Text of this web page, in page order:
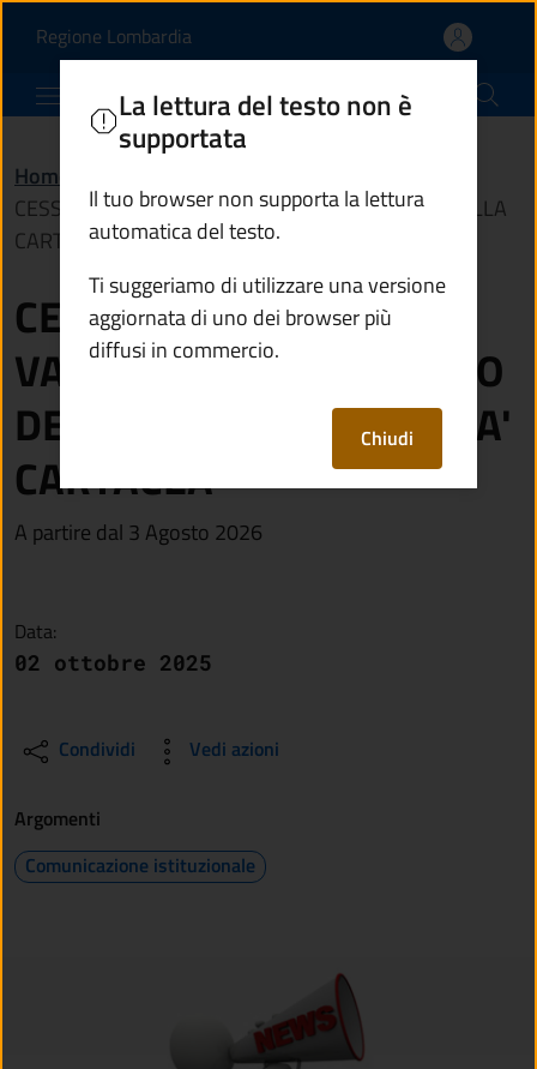
CESSAZIONE DELLA
Regione Lombardia(apre in un'altra scheda).
Comune di Edolo
Home
CESSAZIONE DELLA VALIDITA' PER L'ESPATRIO DELLA
CARTA DI IDENTITA' CARTACEA
CESSAZIONE DELLA
VALIDITA' PER L'ESPATRIO
DELLA CARTA DI IDENTITA'
CARTACEA
A partire dal 3 Agosto 2026
Data:
02 ottobre 2025
Condividi Vedi azioni
La lettura del testo non è
supportata
Il tuo browser non supporta la lettura
automatica del testo.
Ti suggeriamo di utilizzare una versione
aggiornata di uno dei browser più
diffusi in commercio.
Chiudi
Argomenti
Comunicazione istituzionale